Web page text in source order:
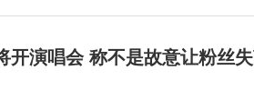
开演唱会 称不是故意让粉丝